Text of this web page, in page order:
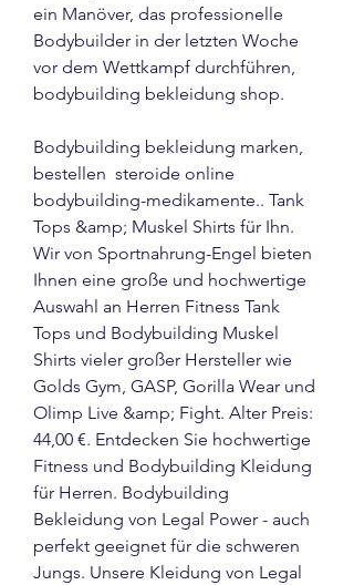
ein Manöver, das professionelle
Bodybuilder in der letzten Woche
vor dem Wettkampf durchführen,
bodybuilding bekleidung shop.
Bodybuilding bekleidung marken,
bestellen  steroide online
bodybuilding-medikamente.. Tank
Tops &amp; Muskel Shirts für Ihn.
Wir von Sportnahrung-Engel bieten
Ihnen eine große und hochwertige
Auswahl an Herren Fitness Tank
Tops und Bodybuilding Muskel
Shirts vieler großer Hersteller wie
Golds Gym, GASP, Gorilla Wear und
Olimp Live &amp; Fight. Alter Preis:
44,00 €. Entdecken Sie hochwertige
Fitness und Bodybuilding Kleidung
für Herren. Bodybuilding
Bekleidung von Legal Power - auch
perfekt geeignet für die schweren
Jungs. Unsere Kleidung von Legal